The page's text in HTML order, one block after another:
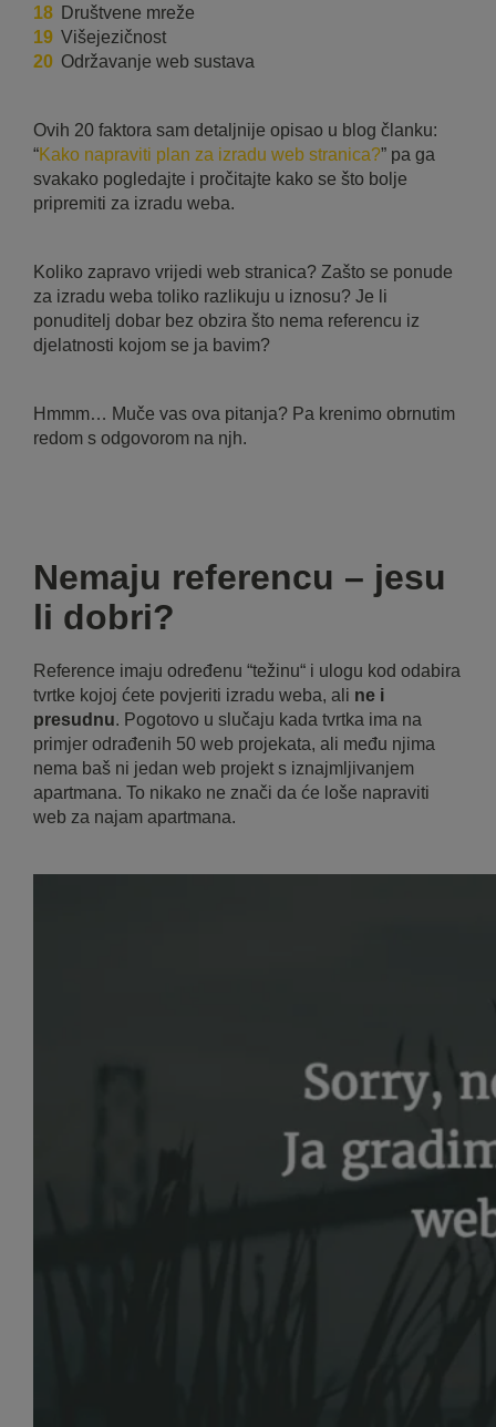
Društvene mreže
Višejezičnost
Održavanje web sustava
Ovih 20 faktora sam detaljnije opisao u blog članku:
“Kako napraviti plan za izradu web stranica?” pa ga
svakako pogledajte i pročitajte kako se što bolje
pripremiti za izradu weba.
Koliko zapravo vrijedi web stranica? Zašto se ponude
za izradu weba toliko razlikuju u iznosu? Je li
ponuditelj dobar bez obzira što nema referencu iz
djelatnosti kojom se ja bavim?
Hmmm… Muče vas ova pitanja? Pa krenimo obrnutim
redom s odgovorom na njh.
Nemaju referencu – jesu
li dobri?
Reference imaju određenu “težinu“ i ulogu kod odabira
tvrtke kojoj ćete povjeriti izradu weba, ali ne i
presudnu. Pogotovo u slučaju kada tvrtka ima na
primjer odrađenih 50 web projekata, ali među njima
nema baš ni jedan web projekt s iznajmljivanjem
apartmana. To nikako ne znači da će loše napraviti
web za najam apartmana.